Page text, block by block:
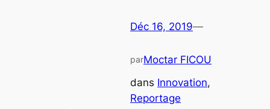
Déc 16, 2019—
parMoctar FICOU
dans Innovation
Reportage